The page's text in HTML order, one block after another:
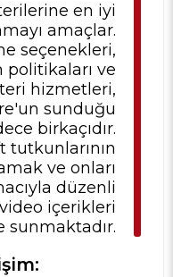
en iyi
amaçlar.
seçenekleri,
politikaları ve
hizmetleri,
sunduğu
birkaçıdır.
tutkunlarının
ve onları
düzenli
içerikleri
sunmaktadır.